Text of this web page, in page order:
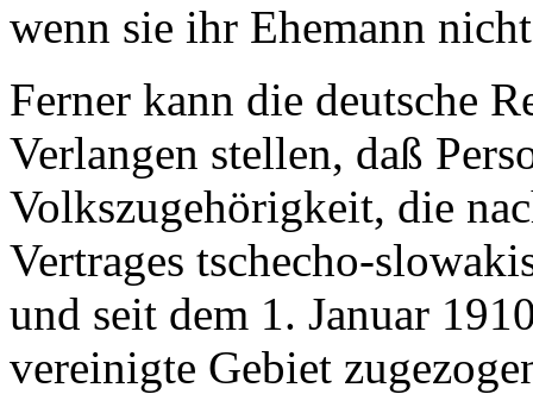
wenn sie ihr Ehemann
Ferner kann die deutsche
Verlangen stellen, daß
Volkszugehörigkeit, die
Vertrages tschecho-
und seit dem 1. Januar
vereinigte Gebiet